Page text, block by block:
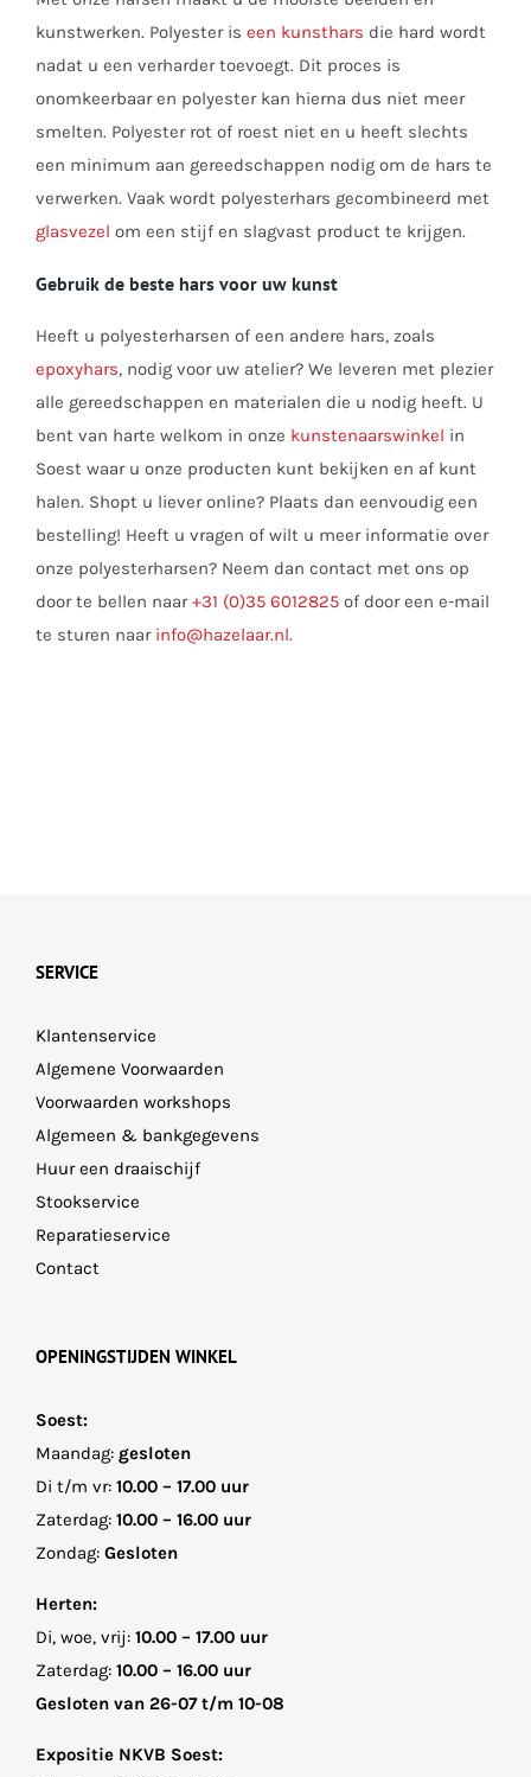
kunstwerken. Polyester is een kunsthars die hard wordt
nadat u een verharder toevoegt. Dit proces is
onomkeerbaar en polyester kan hierna dus niet meer
smelten. Polyester rot of roest niet en u heeft slechts
een minimum aan gereedschappen nodig om de hars te
verwerken. Vaak wordt polyesterhars gecombineerd met
glasvezel om een stijf en slagvast product te krijgen.
Gebruik de beste hars voor uw kunst
Heeft u polyesterharsen of een andere hars, zoals
epoxyhars, nodig voor uw atelier? We leveren met plezier
alle gereedschappen en materialen die u nodig heeft. U
bent van harte welkom in onze kunstenaarswinkel in
Soest waar u onze producten kunt bekijken en af kunt
halen. Shopt u liever online? Plaats dan eenvoudig een
bestelling! Heeft u vragen of wilt u meer informatie over
onze polyesterharsen? Neem dan contact met ons op
door te bellen naar+31 (0)35 6012825 of door een e-mail
te sturen naar info@hazelaar.nl.
SERVICE
Klantenservice
Algemene Voorwaarden
Voorwaarden workshops
Algemeen & bankgegevens
Huur een draaischijf
Stookservice
Reparatieservice
Contact
OPENINGSTIJDEN WINKEL
Soest:
Maandag: gesloten
Di t/m vr: 10.00 – 17.00 uur
Zaterdag: 10.00 – 16.00 uur
Zondag: Gesloten
Herten:
Di, woe, vrij: 10.00 – 17.00 uur
Zaterdag: 10.00 – 16.00 uur
Gesloten van 26-07 t/m 10-08
Expositie NKVB Soest: